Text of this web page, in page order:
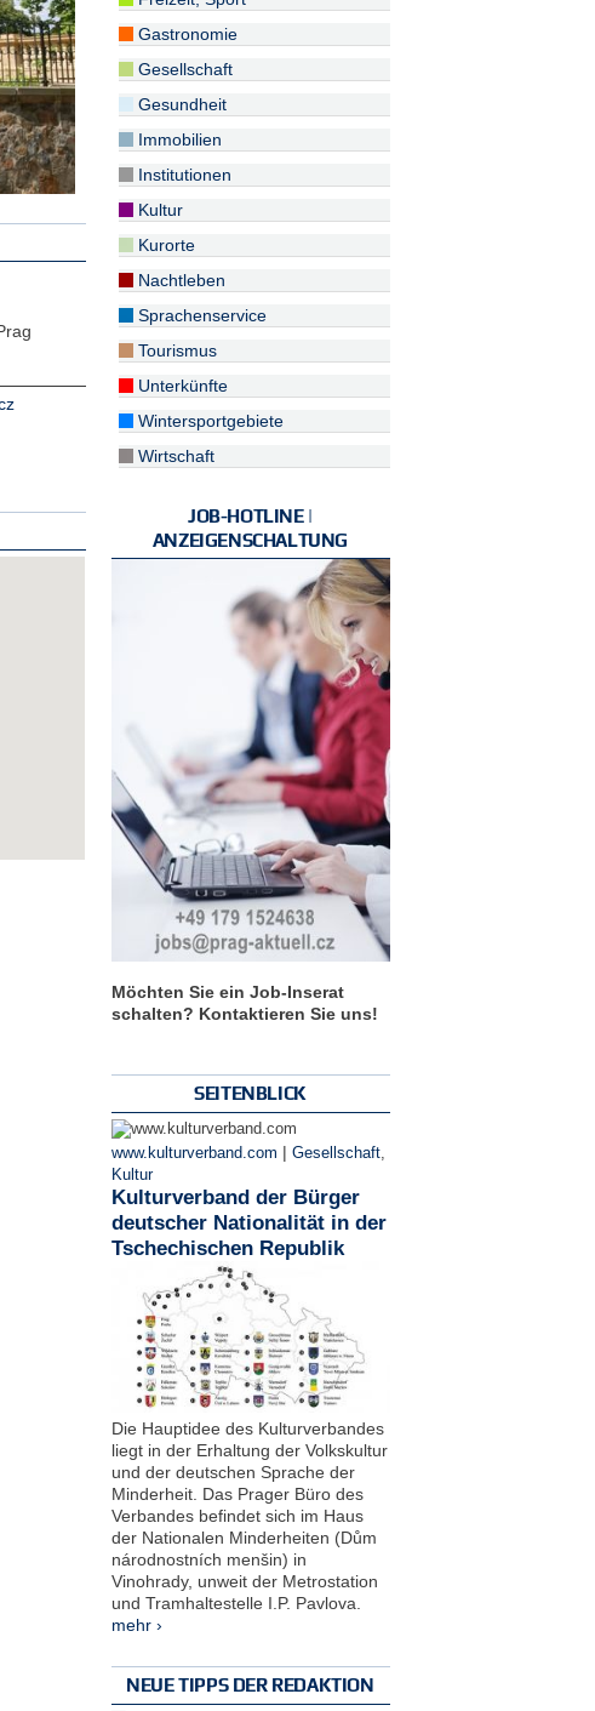
Gastronomie
Gesellschaft
Gesundheit
Immobilien
Institutionen
Kultur
Kurorte
Nachtleben
Sprachenservice
Tourismus
Unterkünfte
Wintersportgebiete
Wirtschaft
JOB-HOTLINE |
ANZEIGENSCHALTUNG
Möchten Sie ein Job-Inserat
schalten? Kontaktieren Sie uns!
SEITENBLICK
www.kulturverband.com | Gesellschaft,
Kultur
Kulturverband der Bürger
deutscher Nationalität in der
Tschechischen Republik
Die Hauptidee des Kulturverbandes
liegt in der Erhaltung der Volkskultur
und der deutschen Sprache der
Minderheit. Das Prager Büro des
Verbandes befindet sich im Haus
der Nationalen Minderheiten (Dům
národnostních menšin) in
Vinohrady, unweit der Metrostation
und Tramhaltestelle I.P. Pavlova.
mehr ›
NEUE TIPPS DER REDAKTION